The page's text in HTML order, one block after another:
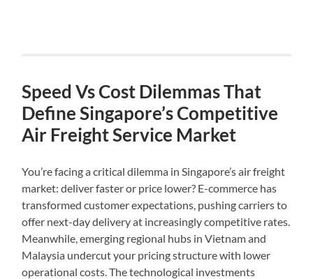
Speed Vs Cost Dilemmas That
Define Singapore’s Competitive
Air Freight Service Market
You’re facing a critical dilemma in Singapore’s air freight
market: deliver faster or price lower? E-commerce has
transformed customer expectations, pushing carriers to
offer next-day delivery at increasingly competitive rates.
Meanwhile, emerging regional hubs in Vietnam and
Malaysia undercut your pricing structure with lower
operational costs. The technological investments